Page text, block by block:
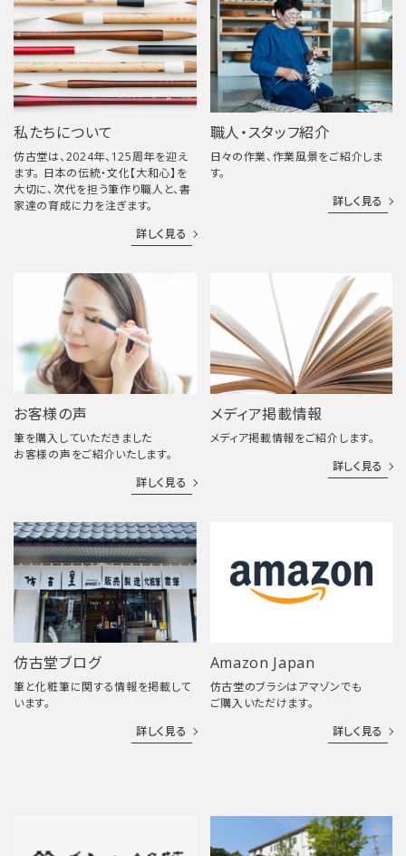
私たちについて
仿古堂は、2024年、125周年を迎え
ます。 日本の伝統・文化【大和心】を
大切に、次代を担う筆作り職人と、書
家達の育成に力を注ぎます。
詳しく見る
職人・スタッフ紹介
日々の作業、作業風景をご紹介しま
す。
詳しく見る
お客様の声
筆を購入していただきました
お客様の声をご紹介いたします。
詳しく見る
メディア掲載情報
メディア掲載情報をご紹介します。
詳しく見る
仿古堂ブログ
筆と化粧筆に関する情報を掲載して
います。
詳しく見る
Amazon Japan
仿古堂のブラシはアマゾンでも
ご購入いただけます。
詳しく見る